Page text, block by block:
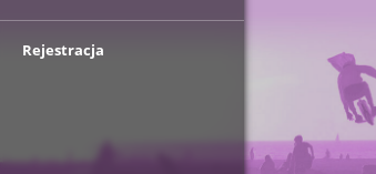
Rejestracja